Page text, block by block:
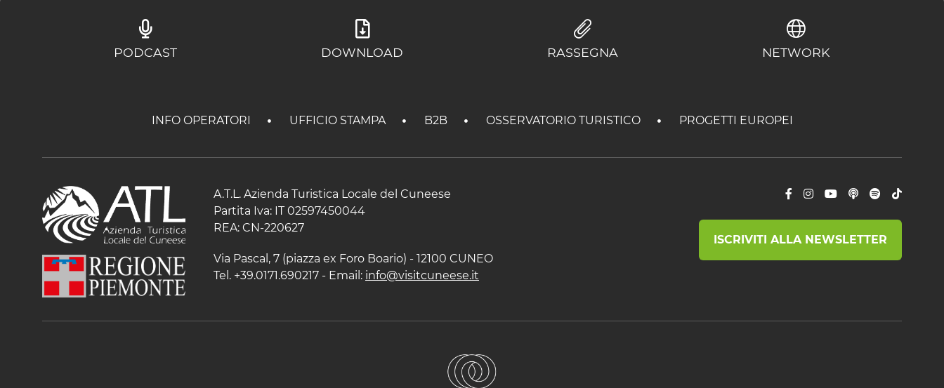
PODCAST DOWNLOAD RASSEGNA NETWORK
INFO OPERATORI UFFICIO STAMPA B2B OSSERVATORIO TURISTICO PROGETTI EUROPEI
A.T.L. Azienda Turistica Locale del Cuneese
Partita Iva: IT 02597450044
REA: CN-220627
Via Pascal, 7 (piazza ex Foro Boario) - 12100 CUNEO
Tel. +39.0171.690217 - Email: info@visitcuneese.it
ISCRIVITI ALLA NEWSLETTER